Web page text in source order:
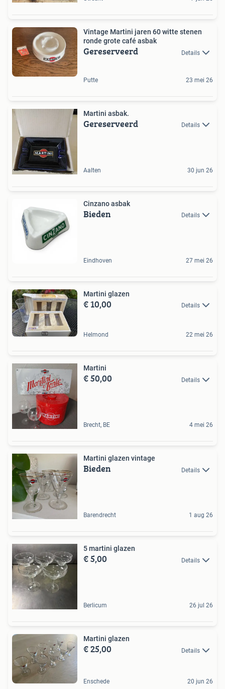
Vintage Martini jaren 60 witte stenen
ronde grote café asbak
Gereserveerd Details
Putte 23 mei 26
Martini asbak.
Gereserveerd Details
Aalten 30 jun 26
Cinzano asbak
Bieden Details
Eindhoven 27 mei 26
Martini glazen
€ 10,00 Details
Helmond 22 mei 26
Martini
€ 50,00 Details
Brecht, BE 4 mei 26
Martini glazen vintage
Bieden Details
Barendrecht 1 aug 26
5 martini glazen
€ 5,00 Details
Berlicum 26 jul 26
Martini glazen
€ 25,00 Details
Enschede 20 jun 26